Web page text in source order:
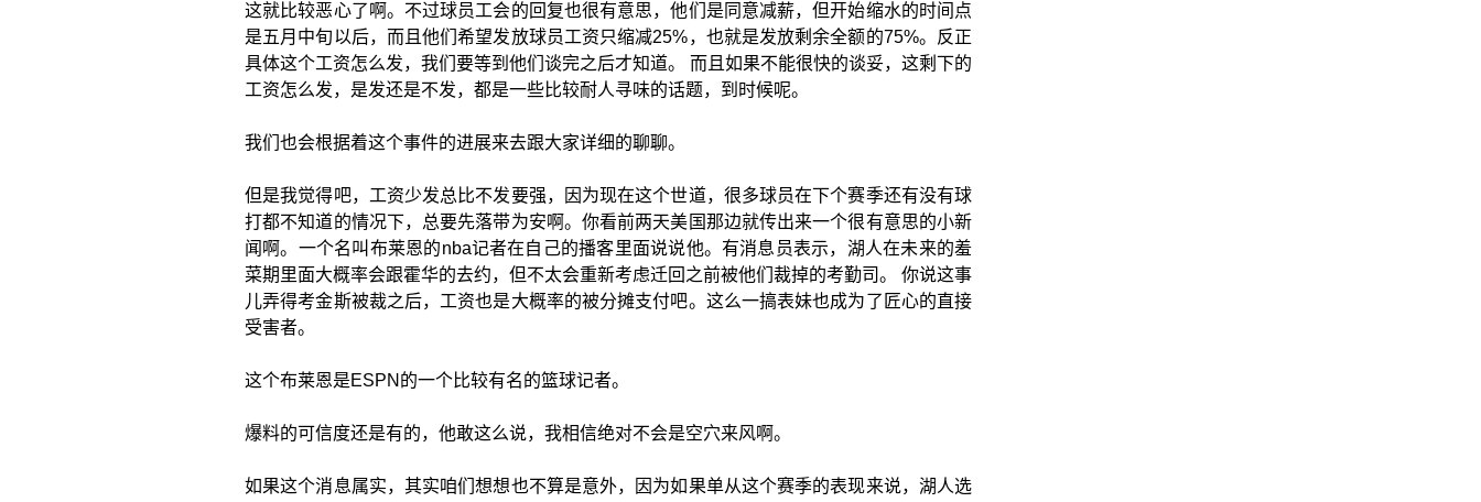
这就比较恶心了啊。不过球员工会的回复也很有意思，他们是同意减薪，但开始缩水的时间点
是五月中旬以后，而且他们希望发放球员工资只缩减25%，也就是发放剩余全额的75%。反正
具体这个工资怎么发，我们要等到他们谈完之后才知道。 而且如果不能很快的谈妥，这剩下的
工资怎么发，是发还是不发，都是一些比较耐人寻味的话题，到时候呢。
我们也会根据着这个事件的进展来去跟大家详细的聊聊。
但是我觉得吧，工资少发总比不发要强，因为现在这个世道，很多球员在下个赛季还有没有球
打都不知道的情况下，总要先落带为安啊。你看前两天美国那边就传出来一个很有意思的小新
闻啊。一个名叫布莱恩的nba记者在自己的播客里面说说他。有消息员表示，湖人在未来的羞
菜期里面大概率会跟霍华的去约，但不太会重新考虑迁回之前被他们裁掉的考勤司。 你说这事
儿弄得考金斯被裁之后，工资也是大概率的被分摊支付吧。这么一搞表妹也成为了匠心的直接
受害者。
这个布莱恩是ESPN的一个比较有名的篮球记者。
爆料的可信度还是有的，他敢这么说，我相信绝对不会是空穴来风啊。
如果这个消息属实，其实咱们想想也不算是意外，因为如果单从这个赛季的表现来说，湖人选